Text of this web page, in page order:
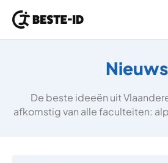
Nieuws
De beste ideeën uit
afkomstig van alle faculteiten: